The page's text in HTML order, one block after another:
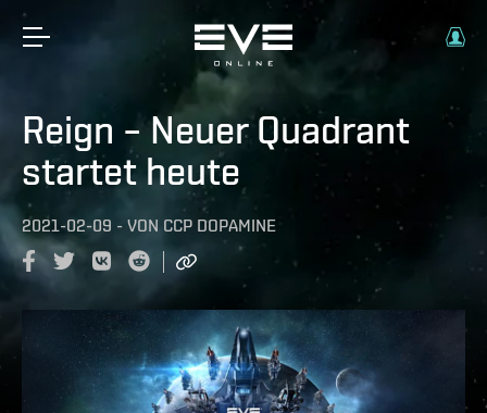
Reign – Neuer Quadrant
startet heute
2021-02-09 - VON CCP DOPAMINE